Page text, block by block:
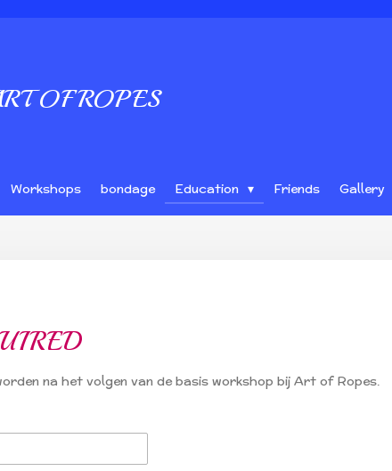
OF ROPES
Workshops bondage Education Friends Gallery
na het volgen van de basis workshop bij Art of Ropes.